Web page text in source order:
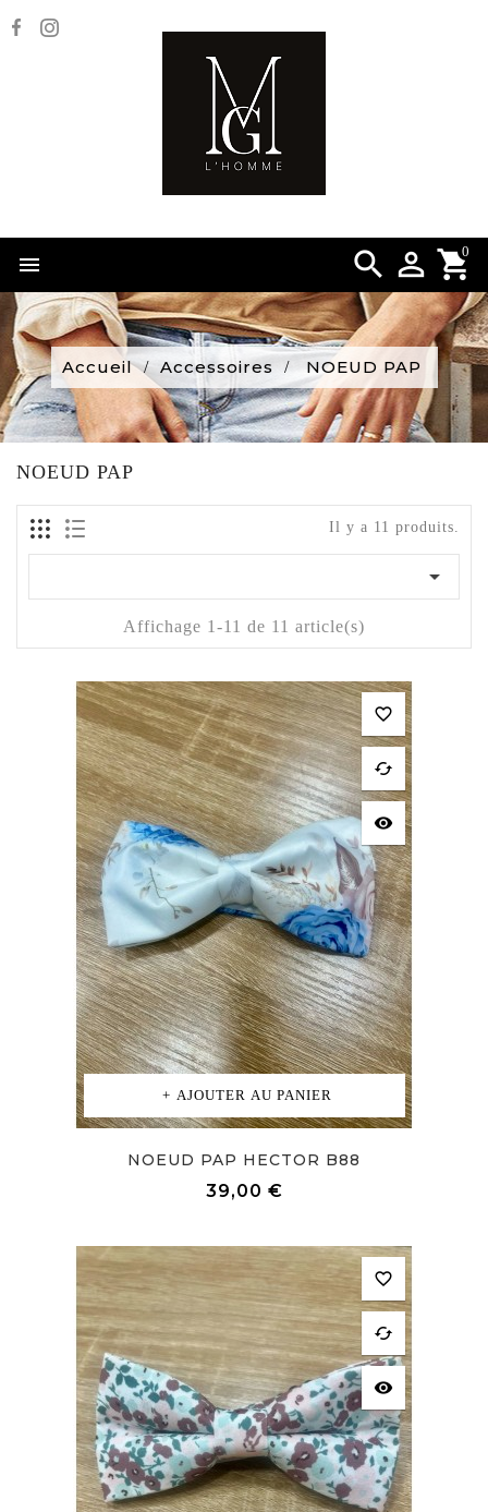


0
Accueil Accessoires NOEUD PAP
NOEUD PAP
Il y a 11 produits.

Affichage 1-11 de 11 article(s)
AJOUTER AU PANIER
favorite_border
cached
visibility
NOEUD PAP HECTOR B88
39,00 €Prix
favorite_border
cached
visibility